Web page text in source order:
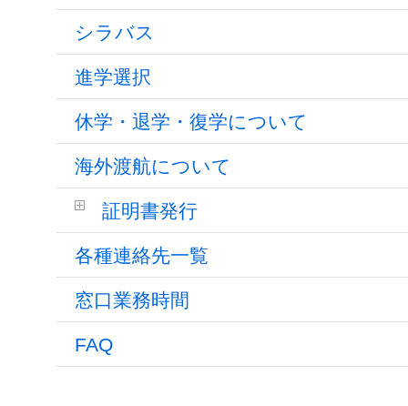
シラバス
進学選択
休学・退学・復学について
海外渡航について
証明書発行
各種連絡先一覧
窓口業務時間
FAQ